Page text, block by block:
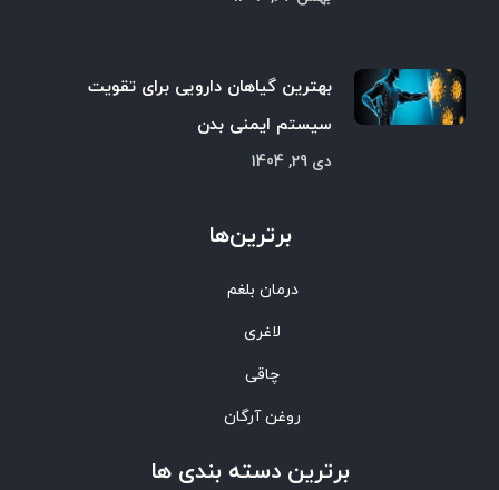
بهترین گیاهان دارویی برای تقویت
سیستم ایمنی بدن
دی 29, 1404
برترین‌ها
درمان بلغم
لاغری
چاقی
روغن آرگان
برترین‌ دسته بندی ها